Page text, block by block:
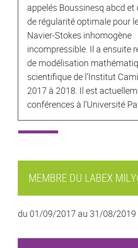
appelés Boussinesq abcd et
de régularité optimale pour
Navier-Stokes inhomogène
incompressible. Il a ensuite
de modélisation
scientifique de l’Institut
2017 à 2018. Il est
conférences à l'Université
MEMBRE DU LABEX
du 01/09/2017 au 31/08/2019